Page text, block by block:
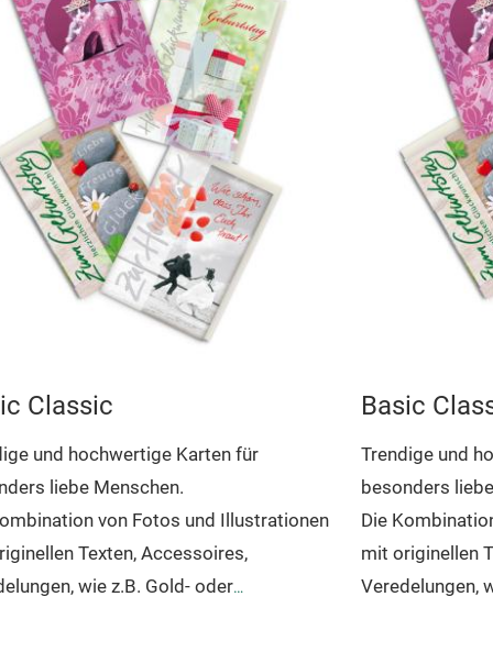
Classic
und hochwertige Karten für
liebe Menschen.
von Fotos und Illustrationen
Texten, Accessoires,
wie z.B. Gold- oder
Basic
Trendige und
besonders
Die
mit originellen
Veredelungen,